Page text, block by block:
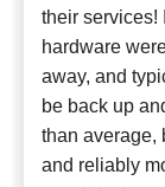
their services!
hardware
away, and
be back up
than average,
and reliably